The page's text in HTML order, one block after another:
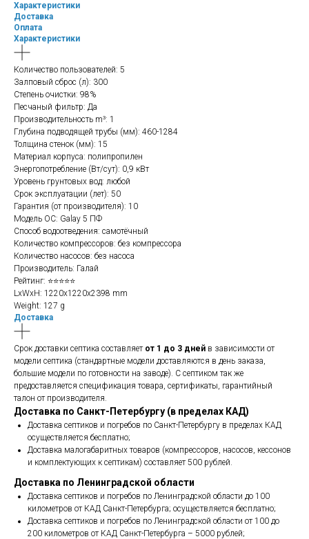
Характеристики
Доставка
Оплата
Характеристики
Количество пользователей: 5
Залповый сброс (л): 300
Степень очистки: 98%
Песчаный фильтр: Да
Производительность m³: 1
Глубина подводящей трубы (мм): 460-1284
Толщина стенок (мм): 15
Материал корпуса: полипропилен
Энергопотребление (Вт/сут): 0,9 кВт
Уровень грунтовых вод: любой
Срок эксплуатации (лет): 50
Гарантия (от производителя): 10
Модель ОС: Galay 5 ПФ
Способ водоотведения: самотёчный
Количество компрессоров: без компрессора
Количество насосов: без насоса
Производитель: Галай
Рейтинг: ⭐⭐⭐⭐⭐
LxWxH: 1220x1220x2398 mm
Weight: 127 g
Доставка
Срок доставки септика составляет от 1 до 3 дней в зависимости от
модели септика (стандартные модели доставляются в день заказа,
большие модели по готовности на заводе). С септиком так же
предоставляется спецификация товара, сертификаты, гарантийный
талон от производителя.
Доставка по Санкт-Петербургу (в пределах КАД)
Доставка септиков и погребов по Санкт-Петербургу в пределах КАД
осуществляется бесплатно;
Доставка малогабаритных товаров (компрессоров, насосов, кессонов
и комплектующих к септикам) составляет 500 рублей.
Доставка по Ленинградской области
Доставка септиков и погребов по Ленинградской области до 100
километров от КАД Санкт-Петербурга; осуществляется бесплатно;
Доставка септиков и погребов по Ленинградской области от 100 до
200 километров от КАД Санкт-Петербурга – 5000 рублей;